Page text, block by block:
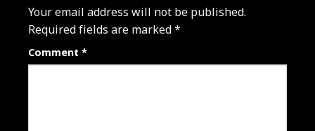
Your email address will not be published.
Required fields are marked*
Comment *